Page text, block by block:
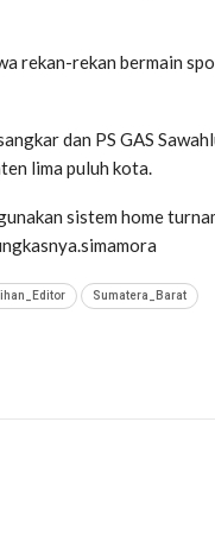
rekan-rekan bermain
dan PS GAS
lima puluh kota.
sistem home
Sumatera_Barat